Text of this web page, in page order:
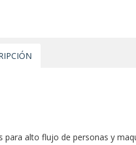
para alto flujo de personas y